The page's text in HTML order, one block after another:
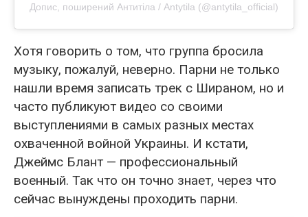
Допис, поширений Антитіла / Antytila (@antytila_official)
Хотя говорить о том, что группа бросила
музыку, пожалуй, неверно. Парни не только
нашли время записать трек с Шираном, но и
часто публикуют видео со своими
выступлениями в самых разных местах
охваченной войной Украины. И кстати,
Джеймс Блант — профессиональный
военный. Так что он точно знает, через что
сейчас вынуждены проходить парни.